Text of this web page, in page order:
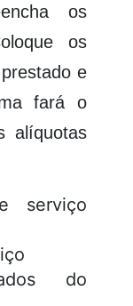
os
os
e
fará o
alíquotas
serviço
do